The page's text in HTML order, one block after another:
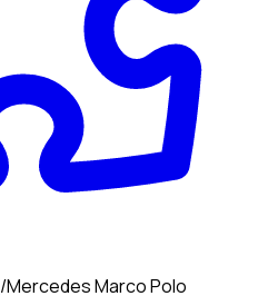
/Mercedes Marco Polo